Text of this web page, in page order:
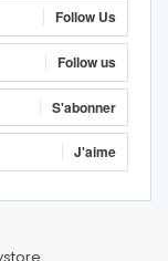
Follow Us
Follow us
S'abonner
J'aime